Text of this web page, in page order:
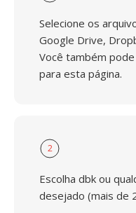
Selecione os
Google Drive,
Você também
para esta página.
2
Escolha dbk ou
desejado (mais de